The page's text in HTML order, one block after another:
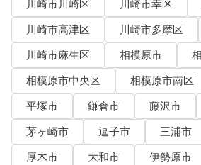
川崎市川崎区
川崎市幸区
川崎市高津区
川崎市多摩区
川崎市麻生区
相模原市
相模原市中央区
相模原市南区
平塚市
鎌倉市 藤沢市
茅ヶ崎市
逗子市 三浦市
厚木市
大和市 伊勢原市